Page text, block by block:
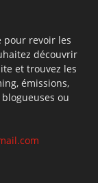
pour revoir les
découvrir
et trouvez les
émissions,
ou